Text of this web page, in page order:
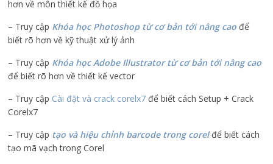
hơn về môn thiết kế đồ họa
– Truy cập Khóa học Photoshop từ cơ bản tới nâng cao để
biết rõ hơn về kỹ thuật xử lý ảnh
– Truy cập Khóa học Adobe Illustratortừ cơ bản tới nâng cao
để biết rõ hơn về thiết kế vector
– Truy cập Cài đặt và crack corelx7 để biết cách Setup + Crack
Corelx7
– Truy cập tạo và hiệu chỉnh barcode trong corelđể biết cách
tạo mã vạch trong Corel